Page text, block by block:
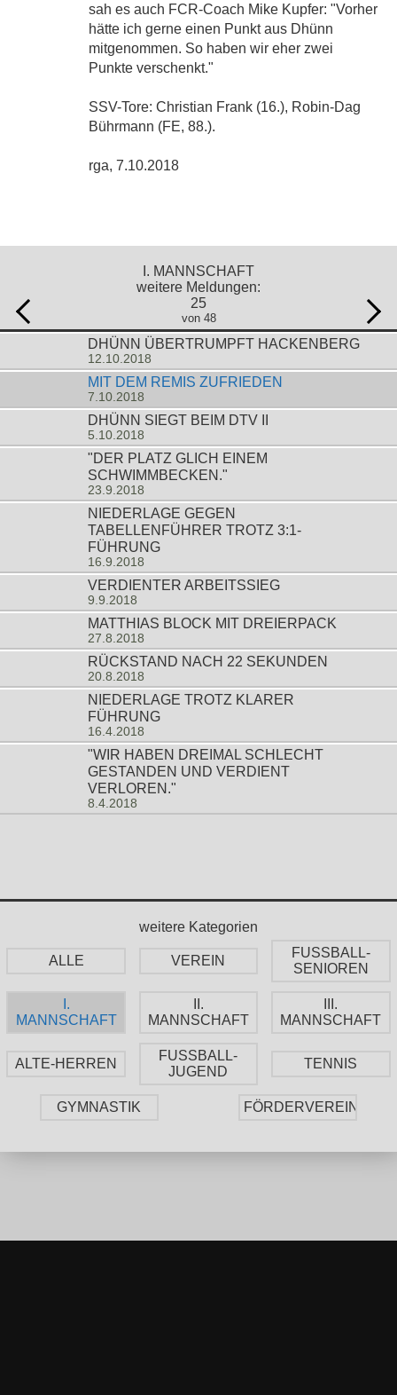
sah es auch FCR-Coach Mike Kupfer: "Vorher
hätte ich gerne einen Punkt aus Dhünn
mitgenommen. So haben wir eher zwei
Punkte verschenkt."
SSV-Tore: Christian Frank (16.), Robin-Dag
Bührmann (FE, 88.).
rga, 7.10.2018
I. MANNSCHAFT
weitere Meldungen:
25
von 48
DHÜNN ÜBERTRUMPFT HACKENBERG
12.10.2018
MIT DEM REMIS ZUFRIEDEN
7.10.2018
DHÜNN SIEGT BEIM DTV II
5.10.2018
"DER PLATZ GLICH EINEM
SCHWIMMBECKEN."
23.9.2018
NIEDERLAGE GEGEN
TABELLENFÜHRER TROTZ 3:1-
FÜHRUNG
16.9.2018
VERDIENTER ARBEITSSIEG
9.9.2018
MATTHIAS BLOCK MIT DREIERPACK
27.8.2018
RÜCKSTAND NACH 22 SEKUNDEN
20.8.2018
NIEDERLAGE TROTZ KLARER
FÜHRUNG
16.4.2018
"WIR HABEN DREIMAL SCHLECHT
GESTANDEN UND VERDIENT
VERLOREN."
8.4.2018
weitere Kategorien
ALLE VEREIN
FUSSBALL-
SENIOREN
I.
MANNSCHAFT
II.
MANNSCHAFT
III.
MANNSCHAFT
ALTE-HERREN
FUSSBALL-
JUGEND
TENNIS
GYMNASTIK FÖRDERVEREIN